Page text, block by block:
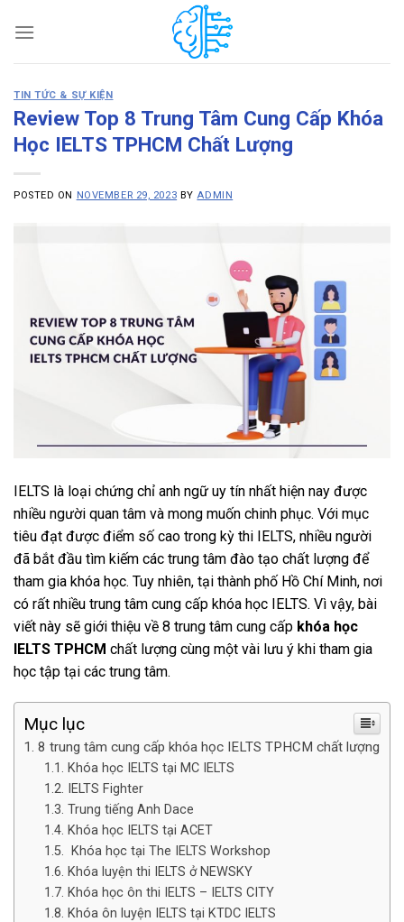
TIN TỨC & SỰ KIỆN
Review Top 8 Trung Tâm Cung Cấp Khóa
Học IELTS TPHCM Chất Lượng
POSTED ON NOVEMBER 29, 2023 BY ADMIN
IELTS là loại chứng chỉ anh ngữ uy tín nhất hiện nay được
nhiều người quan tâm và mong muốn chinh phục. Với mục
tiêu đạt được điểm số cao trong kỳ thi IELTS, nhiều người
đã bắt đầu tìm kiếm các trung tâm đào tạo chất lượng để
tham gia khóa học. Tuy nhiên, tại thành phố Hồ Chí Minh, nơi
có rất nhiều trung tâm cung cấp khóa học IELTS. Vì vậy, bài
viết này sẽ giới thiệu về 8 trung tâm cung cấp khóa học
IELTS TPHCM chất lượng cùng một vài lưu ý khi tham gia
học tập tại các trung tâm.
Mục lục
8 trung tâm cung cấp khóa học IELTS TPHCM chất lượng
Khóa học IELTS tại MC IELTS
IELTS Fighter
Trung tiếng Anh Dace
Khóa học IELTS tại ACET
Khóa học tại The IELTS Workshop
Khóa luyện thi IELTS ở NEWSKY
Khóa học ôn thi IELTS – IELTS CITY
Khóa ôn luyện IELTS tại KTDC IELTS